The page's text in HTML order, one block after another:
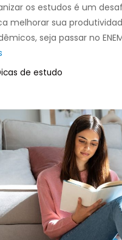
os estudos é um
melhorar sua
seja passar no
de estudo